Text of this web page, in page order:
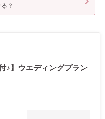
？
♪】ウエディングプラン